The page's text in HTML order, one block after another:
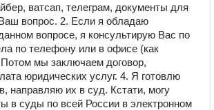
ватсап, телеграм, документы для
вопрос. 2. Если я обладаю
вопросе, я консультирую Вас по
по телефону или в офисе (как
мы заключаем договор,
юридических услуг. 4. Я готовлю
направляю их в суд. Кстати, могу
в суды по всей России в электронном